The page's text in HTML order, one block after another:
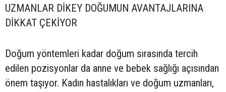
UZMANLAR DİKEY DOĞUMUN AVANTAJLARINA
DİKKAT ÇEKİYOR
Doğum yöntemleri kadar doğum sırasında tercih
edilen pozisyonlar da anne ve bebek sağlığı açısından
önem taşıyor. Kadın hastalıkları ve doğum uzmanları,